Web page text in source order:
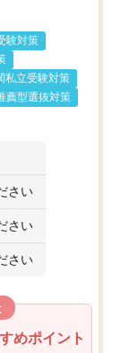
験対策
私立受験対策
薦型選抜対策
さい
さい
さい
めポイント